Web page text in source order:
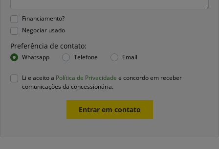
Financiamento?
Negociar usado
Preferência de contato:
Whatsapp Telefone Email
Li e aceito a Política de Privacidade e concordo em receber
comunicações da concessionária.
Entrar em contato